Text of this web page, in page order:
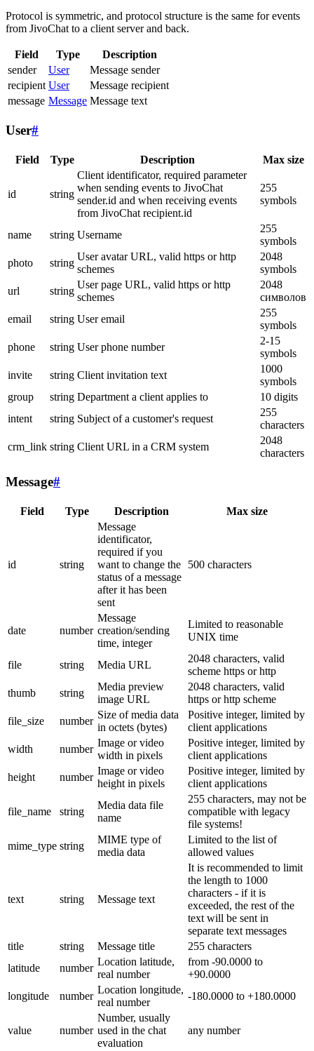
Protocol is symmetric, and protocol structure is the same for events
from JivoChat to a client server and back.
Field Type
Description
sender
User
Message sender
recipient User
Message recipient
message Message Message text
User#
Field Type Description Max size
id string
Client identificator, required parameter
when sending events to JivoChat
sender.id and when receiving events
from JivoChat recipient.id
255
symbols
name string Username
255
symbols
photo
string
User avatar URL, valid https or http
schemes
2048
symbols
url
string
User page URL, valid https or http
schemes
2048
символов
email
string User email
255
symbols
phone
string User phone number
2-15
symbols
invite
string Client invitation text
1000
symbols
group
string Department a client applies to
10 digits
intent
string Subject of a customer's request
255
characters
crm_link string Client URL in a CRM system
2048
characters
Message#
Field Type Description Max size
id string
Message
identificator,
required if you
want to change the
status of a message
after it has been
sent
500 characters
date number
Message
creation/sending
time, integer
Limited to reasonable
UNIX time
file string Media URL
2048 characters, valid
scheme https or http
thumb
string
Media preview
image URL
2048 characters, valid
https or http scheme
file_size
number
Size of media data
in octets (bytes)
Positive integer, limited by
client applications
width
number
Image or video
width in pixels
Positive integer, limited by
client applications
height
number
Image or video
height in pixels
Positive integer, limited by
client applications
file_name string
Media data file
name
255 characters, may not be
compatible with legacy
file systems!
mime_type string
MIME type of
media data
Limited to the list of
allowed values
text string Message text
It is recommended to limit
the length to 1000
characters - if it is
exceeded, the rest of the
text will be sent in
separate text messages
title
string Message title
255 characters
latitude
number
Location latitude,
real number
from -90.0000 to
+90.0000
longitude
number
Location longitude,
real number
-180.0000 to +180.0000
value number
Number, usually
used in the chat
evaluation
any number